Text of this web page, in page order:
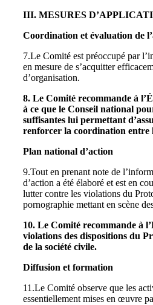
III. MESURES
Coordination et évaluation de
7.Le Comité est préoccupé par
en mesure de s’acquitter
d’organisation.
8. Le Comité recommande à
à ce que le Conseil national
suffisantes lui permettant
renforcer la coordination entre
Plan national d’action
9.Tout en prenant note de
d’action a été élaboré et est en
lutter contre les violations du
pornographie mettant en scène
10. Le Comité recommande à
violations des dispositions du
de la société civile.
Diffusion et formation
11.Le Comité observe que les
essentiellement mises en œuvre